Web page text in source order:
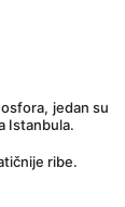
jedan su
Istanbula.
ribe.